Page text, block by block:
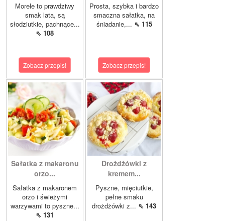
Morele to prawdziwy
smak lata, są
słodziutkie, pachnące...
⇖ 108
Zobacz przepis!
Prosta, szybka i bardzo
smaczna sałatka, na
śniadanie,... ⇖ 115
Zobacz przepis!
Sałatka z makaronu
orzo...
Sałatka z makaronem
orzo i świeżymi
warzywami to pyszne...
⇖ 131
Drożdżówki z
kremem...
Pyszne, mięciutkie,
pełne smaku
drożdżówki z... ⇖ 143